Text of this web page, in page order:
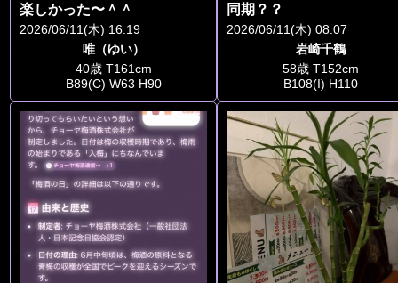
楽しかった〜＾＾
2026/06/11(木) 16:19
唯（ゆい）
40歳 T161cm
B89(C) W63 H90
同期？？
2026/06/11(木) 08:07
岩崎千鶴
58歳 T152cm
B108(I) H110